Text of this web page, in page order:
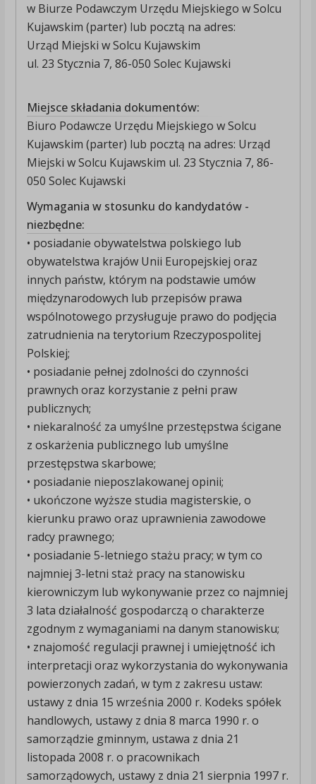
w Biurze Podawczym Urzędu Miejskiego w Solcu
Kujawskim (parter) lub pocztą na adres:
Urząd Miejski w Solcu Kujawskim
ul. 23 Stycznia 7, 86-050 Solec Kujawski
Miejsce składania dokumentów:
Biuro Podawcze Urzędu Miejskiego w Solcu
Kujawskim (parter) lub pocztą na adres: Urząd
Miejski w Solcu Kujawskim ul. 23 Stycznia 7, 86-
050 Solec Kujawski
Wymagania w stosunku do kandydatów -
niezbędne:
• posiadanie obywatelstwa polskiego lub
obywatelstwa krajów Unii Europejskiej oraz
innych państw, którym na podstawie umów
międzynarodowych lub przepisów prawa
wspólnotowego przysługuje prawo do podjęcia
zatrudnienia na terytorium Rzeczypospolitej
Polskiej;
• posiadanie pełnej zdolności do czynności
prawnych oraz korzystanie z pełni praw
publicznych;
• niekaralność za umyślne przestępstwa ścigane
z oskarżenia publicznego lub umyślne
przestępstwa skarbowe;
• posiadanie nieposzlakowanej opinii;
• ukończone wyższe studia magisterskie, o
kierunku prawo oraz uprawnienia zawodowe
radcy prawnego;
• posiadanie 5-letniego stażu pracy; w tym co
najmniej 3-letni staż pracy na stanowisku
kierowniczym lub wykonywanie przez co najmniej
3 lata działalność gospodarczą o charakterze
zgodnym z wymaganiami na danym stanowisku;
• znajomość regulacji prawnej i umiejętność ich
interpretacji oraz wykorzystania do wykonywania
powierzonych zadań, w tym z zakresu ustaw:
ustawy z dnia 15 września 2000 r. Kodeks spółek
handlowych, ustawy z dnia 8 marca 1990 r. o
samorządzie gminnym, ustawa z dnia 21
listopada 2008 r. o pracownikach
samorządowych, ustawy z dnia 21 sierpnia 1997 r.